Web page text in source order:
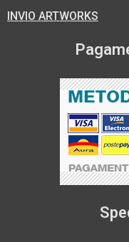
INVIO ARTWORKS